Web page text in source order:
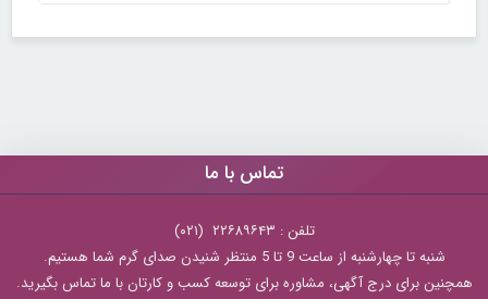
تماس با ما
تلفن : ۲۲۶۸۹۶۴۳ (۰۲۱)
شنبه تا چهارشنبه از ساعت 9 تا 5 منتظر شنیدن صدای گرم شما هستیم.
همچنین برای درج آگهی، مشاوره برای توسعه کسب و کارتان با ما تماس بگیرید.